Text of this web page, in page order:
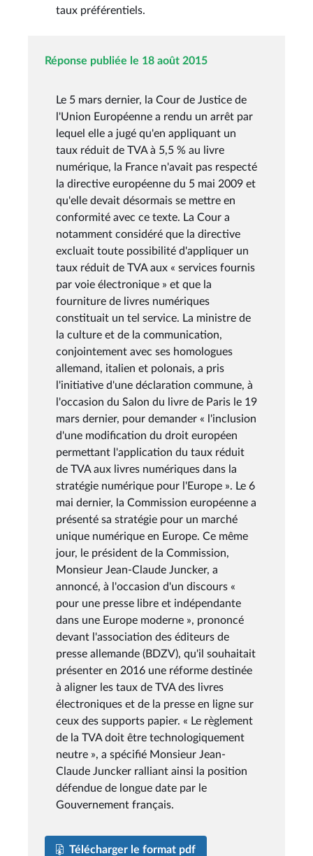
taux préférentiels.
Réponse publiée le 18 août 2015
Le 5 mars dernier, la Cour de Justice de
l'Union Européenne a rendu un arrêt par
lequel elle a jugé qu'en appliquant un
taux réduit de TVA à 5,5 % au livre
numérique, la France n'avait pas respecté
la directive européenne du 5 mai 2009 et
qu'elle devait désormais se mettre en
conformité avec ce texte. La Cour a
notamment considéré que la directive
excluait toute possibilité d'appliquer un
taux réduit de TVA aux « services fournis
par voie électronique » et que la
fourniture de livres numériques
constituait un tel service. La ministre de
la culture et de la communication,
conjointement avec ses homologues
allemand, italien et polonais, a pris
l'initiative d'une déclaration commune, à
l'occasion du Salon du livre de Paris le 19
mars dernier, pour demander « l'inclusion
d'une modification du droit européen
permettant l'application du taux réduit
de TVA aux livres numériques dans la
stratégie numérique pour l'Europe ». Le 6
mai dernier, la Commission européenne a
présenté sa stratégie pour un marché
unique numérique en Europe. Ce même
jour, le président de la Commission,
Monsieur Jean-Claude Juncker, a
annoncé, à l'occasion d'un discours «
pour une presse libre et indépendante
dans une Europe moderne », prononcé
devant l'association des éditeurs de
presse allemande (BDZV), qu'il souhaitait
présenter en 2016 une réforme destinée
à aligner les taux de TVA des livres
électroniques et de la presse en ligne sur
ceux des supports papier. « Le règlement
de la TVA doit être technologiquement
neutre », a spécifié Monsieur Jean-
Claude Juncker ralliant ainsi la position
défendue de longue date par le
Gouvernement français.
Télécharger le format pdf